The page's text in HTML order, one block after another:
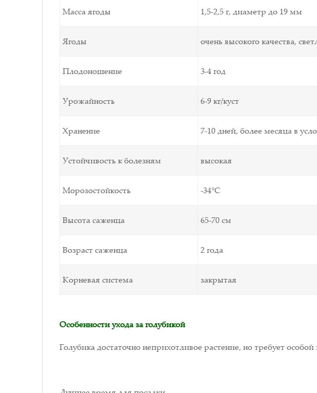
Масса ягоды 1,5-2,5 г, диаметр до 19 мм
Ягоды очень высокого качества,
Плодоношение 3-4 год
Урожайность 6-9 кг/куст
Хранение 7-10 дней, более месяца в
Устойчивость к болезням высокая
Морозостойкость -34°С
Высота саженца 65-70 см
Возраст саженца 2 года
Корневая система закрытая
Особенности ухода за голубикой
Голубика достаточно неприхотливое растение, но требует